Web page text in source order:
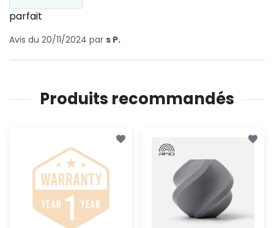
parfait
Avis du 20/11/2024 par s P.
Produits recommandés